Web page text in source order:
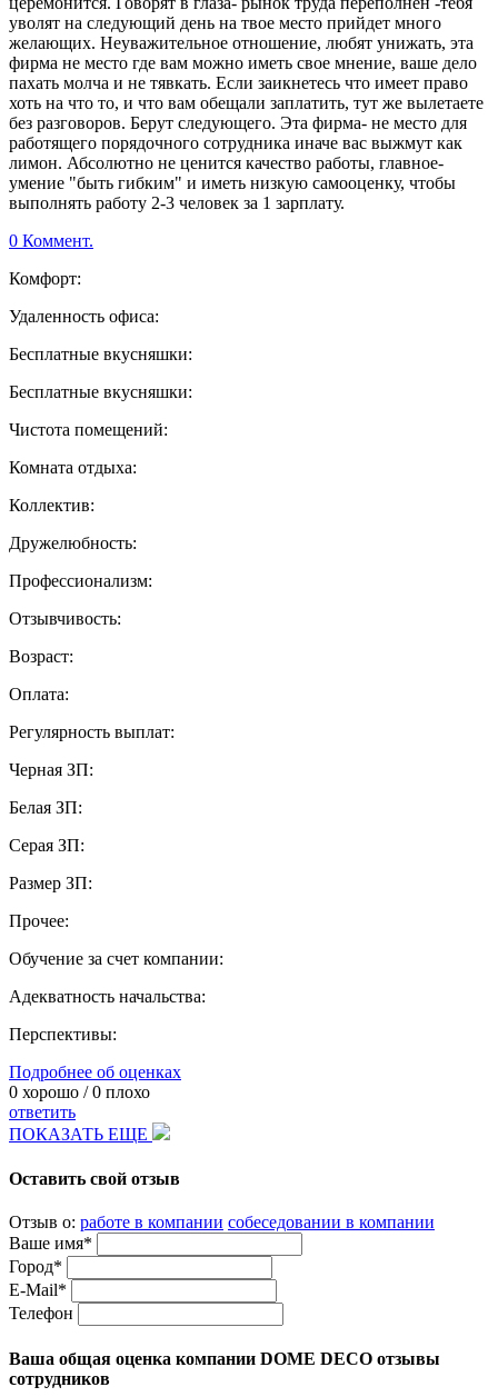
уволят на следующий день на твое место прийдет много
желающих. Неуважительное отношение, любят унижать, эта
фирма не место где вам можно иметь свое мнение, ваше дело
пахать молча и не тявкать. Если заикнетесь что имеет право
хоть на что то, и что вам обещали заплатить, тут же вылетаете
без разговоров. Берут следующего. Эта фирма- не место для
работящего порядочного сотрудника иначе вас выжмут как
лимон. Абсолютно не ценится качество работы, главное-
умение "быть гибким" и иметь низкую самооценку, чтобы
выполнять работу 2-3 человек за 1 зарплату.
0 Коммент.
Комфорт:
Удаленность офиса:
Бесплатные вкусняшки:
Бесплатные вкусняшки:
Чистота помещений:
Комната отдыха:
Коллектив:
Дружелюбность:
Профессионализм:
Отзывчивость:
Возраст:
Оплата:
Регулярность выплат:
Черная ЗП:
Белая ЗП:
Серая ЗП:
Размер ЗП:
Прочее:
Обучение за счет компании:
Адекватность начальства:
Перспективы:
Подробнее об оценках
0 хорошо /0 плохо
ответить
ПОКАЗАТЬ ЕЩЕ
Оставить свой отзыв
Отзыв о: работе в компании собеседовании в компании
Ваше имя*
Город*
E-Mail*
Телефон
Ваша общая оценка компании DOME DECO отзывы
сотрудников